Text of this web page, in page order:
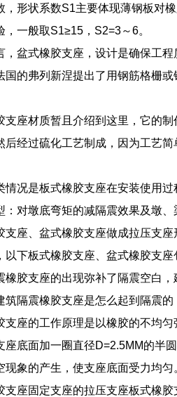
，形状系数S1主要体现薄钢板对
，一般取S1≥15，S2=3～6。
，盆式橡胶支座，设计是确保工
国的弗列新涅提出了用钢筋格栅
支座材质暂且介绍到这里，它的
后经过硫化工艺制成，因为工艺
情况是板式橡胶支座在安装使用
：对墩底弯矩的减隔震效果及墩、
支座、盆式橡胶支座做成拉压支
以下板式橡胶支座、盆式橡胶支座
橡胶支座的出现弥补了隔震空白
筑隔震橡胶支座是怎么起到隔震的
支座的工作原理是以橡胶的不均
座底面加一圈直径D=2.5MM的半
现象的产生，使支座底面受力均匀
支座固定支座的拉压支座板式橡